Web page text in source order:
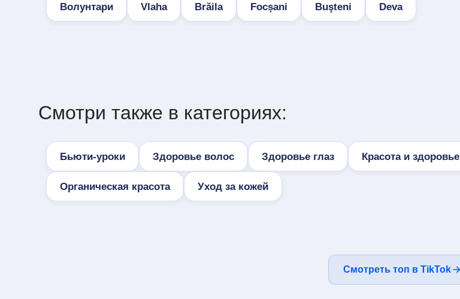
Волунтари Vlaha Brăila Focșani Buşteni Deva
Смотри также в категориях:
Бьюти-уроки Здоровье волос Здоровье глаз Красота и здоровье
Органическая красота Уход за кожей
Смотреть топ в TikTok